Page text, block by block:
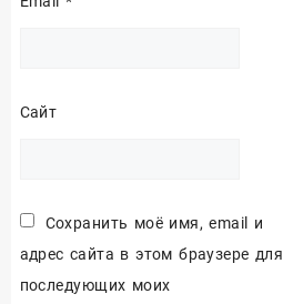
Сайт
Сохранить моё имя, email и
адрес сайта в этом браузере для
последующих моих